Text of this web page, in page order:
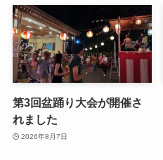
第3回盆踊り大会が開催さ
れました
2026年8月7日